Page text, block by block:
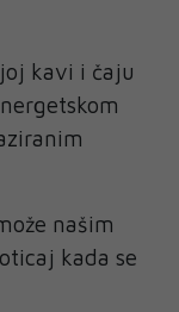
kavi i čaju
našim
kada se